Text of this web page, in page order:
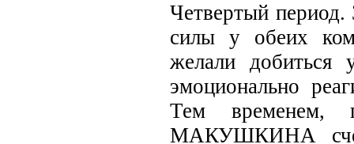
Четвертый
силы у обеих
желали добиться
эмоционально
Тем временем,
МАКУШКИНА